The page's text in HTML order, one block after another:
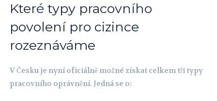
Které typy pracovního
povolení pro cizince
rozeznáváme
V Česku je nyní oficiálně možné získat celkem tři typy
pracovního oprávnění. Jedná se o: